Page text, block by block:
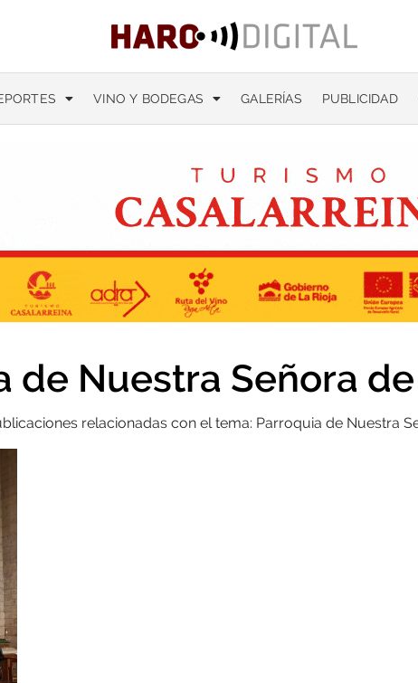
VINO Y BODEGAS GALERÍAS PUBLICIDAD
de Nuestra Señora
relacionadas con el tema: Parroquia de Nuestra